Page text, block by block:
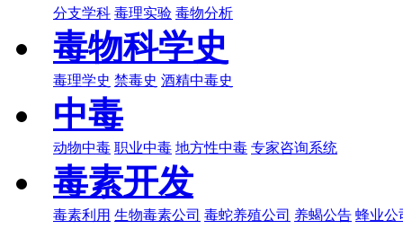
分支学科 毒理实验 毒物分析
毒物科学史
毒理学史 禁毒史 酒精中毒史
中毒
动物中毒 职业中毒 地方性中毒 专家咨询系统
毒素开发
毒素利用 生物毒素公司 毒蛇养殖公司 养蝎公告 蜂业公